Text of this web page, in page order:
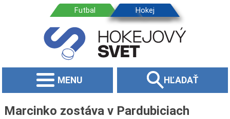
MENU HĽADAŤ
Marcinko zostáva v Pardubiciach